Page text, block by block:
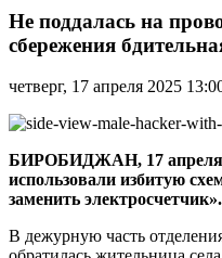
поддалась
на
провокацию
сохранила
свои
сбережения
бдительная
жительница
Ключевого
Не поддалась на
сбережения
четверг, 17 апреля 2025
БИРОБИДЖАН, 17 апреля,
использовали избитую
заменить электросчетчик».
В дежурную часть